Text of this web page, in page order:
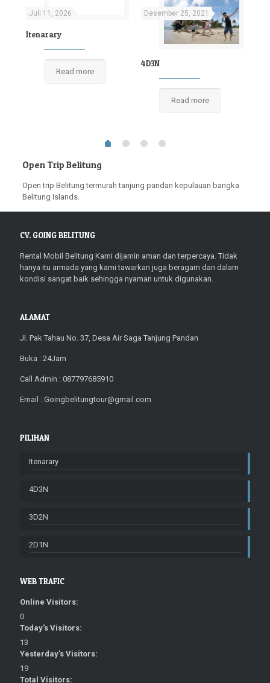
Juli 11, 2026
Itenarary
Read more
Desember 25, 2021
4D3N
Read more
Open Trip Belitung
Open trip Belitung termurah tanjung pandan kepulauan bangka
Belitung Islands.
CV. GOING BELITUNG
Rental Mobil Belitung Kami dijamin aman dan terpercaya. Tidak
hanya itu armada yang kami tawarkan juga beragam dan dalam
kondisi sangat baik sehingga nyaman untuk digunakan.
ALAMAT
Jl. Pak Tahau No. 37, Desa Air Saga Tanjung Pandan
Buka : 24Jam
Call Admin : 087797685910
Email : Goingbelitungtour@gmail.com
PILIHAN
Itenarary
4D3N
3D2N
2D1N
WEB TRAFIC
Online Visitors:
0
Today's Visitors:
13
Yesterday's Visitors:
19
Total Visitors: